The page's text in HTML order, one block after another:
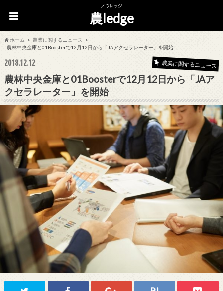
ノウレッジ
農ledge
ホーム
農業に関するニュース
農林中央金庫と01Boosterで12月12日から「JAアクセラレーター」を開始
2018.12.12 農業に関するニュース
農林中央金庫と01Boosterで12月12日から「JAア
クセラレーター」を開始